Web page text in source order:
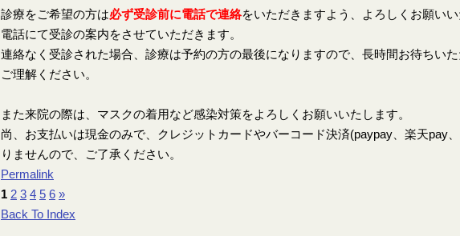
診療をご希望の方は必ず受診前に電話で連絡をいただきますよう、よろしくお願いい
電話にて受診の案内をさせていただきます。
連絡なく受診された場合、診療は予約の方の最後になりますので、長時間お待ちい
ご理解ください。
また来院の際は、マスクの着用など感染対策をよろしくお願いいたします。
尚、お支払いは現金のみで、クレジットカードやバーコード決済(paypay、楽天pay
りませんので、ご了承ください。
Permalink
1 2 3 4 5 6 »
Back To Index